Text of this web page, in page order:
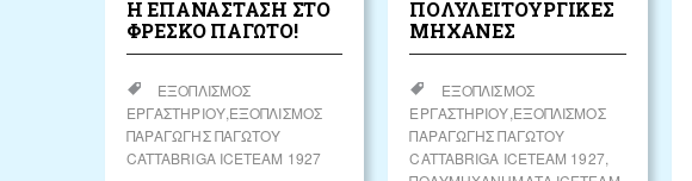
Η ΕΠΑΝΆΣΤΑΣΗ ΣΤΟ
ΦΡΈΣΚΟ ΠΑΓΩΤΌ!
ΕΞΟΠΛΙΣΜΌΣ
ΕΡΓΑΣΤΗΡΊΟΥ ΕΞΟΠΛΙΣΜΌΣ
ΠΑΡΑΓΩΓΉΣ ΠΑΓΩΤΟΎ
CATTABRIGA ICETEAM 1927
ΠΟΛΥΛΕΙΤΟΥΡΓΙΚΈΣ
ΜΗΧΑΝΈΣ
ΕΞΟΠΛΙΣΜΌΣ
ΕΡΓΑΣΤΗΡΊΟΥ ΕΞΟΠΛΙΣΜΌΣ
ΠΑΡΑΓΩΓΉΣ ΠΑΓΩΤΟΎ
CATTABRIGA ICETEAM 1927